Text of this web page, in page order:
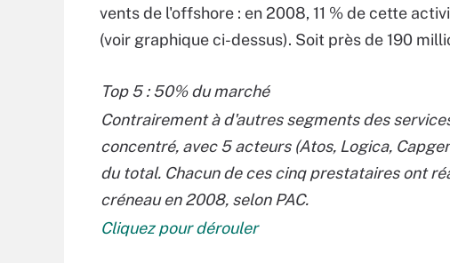
vents de l'offshore : en 2008, 11 % de cette
(voir graphique ci-dessus). Soit près de 190
Top 5 : 50% du marché
Contrairement à d'autres segments des
concentré, avec 5 acteurs (Atos, Logica,
du total. Chacun de ces cinq prestataires ont
créneau en 2008, selon PAC.
Cliquez pour dérouler